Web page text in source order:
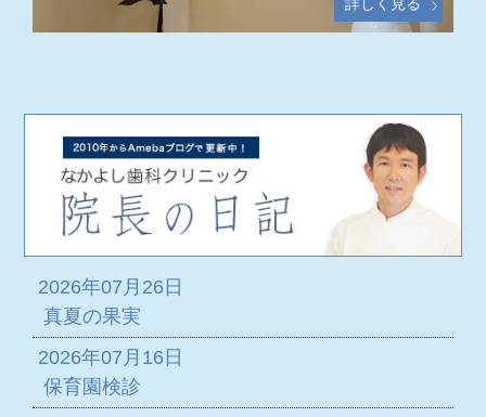
2026年07月26日
真夏の果実
2026年07月16日
保育園検診